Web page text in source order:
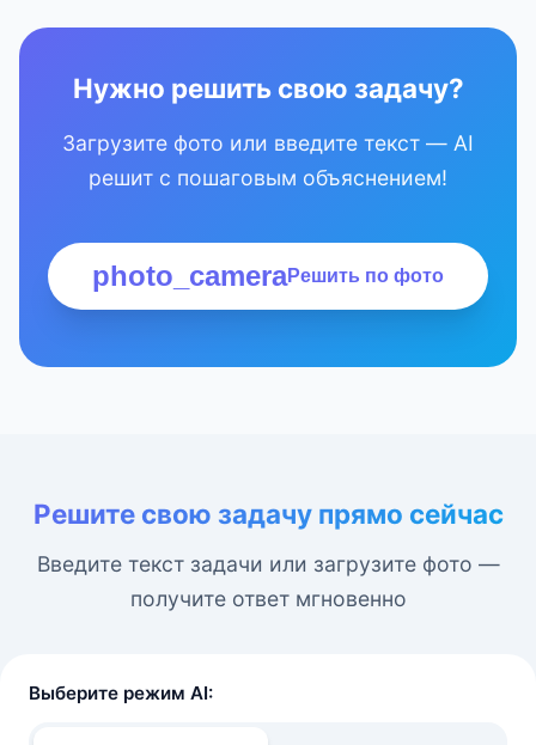
Нужно решить свою задачу?
Загрузите фото или введите текст — AI
решит с пошаговым объяснением!
photo_cameraРешить по фото
Решите свою задачу прямо сейчас
Введите текст задачи или загрузите фото —
получите ответ мгновенно
Выберите режим AI: